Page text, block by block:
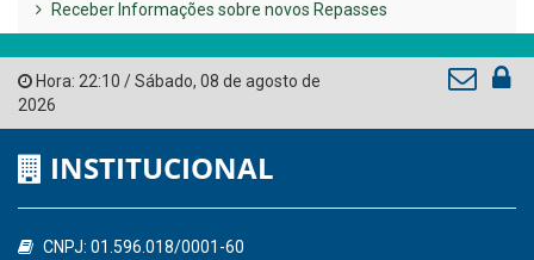
Governo de Pernambuco
Tribunal de Contas do Estado de Pernambuco
Ministério Público do Estado de Pernambuco
Controladoria-Geral da União
Confederação Nacional de Municípios - CNM